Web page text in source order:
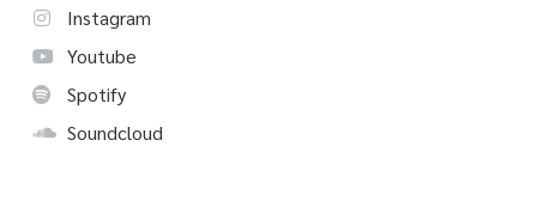
Instagram
Youtube
Spotify
Soundcloud